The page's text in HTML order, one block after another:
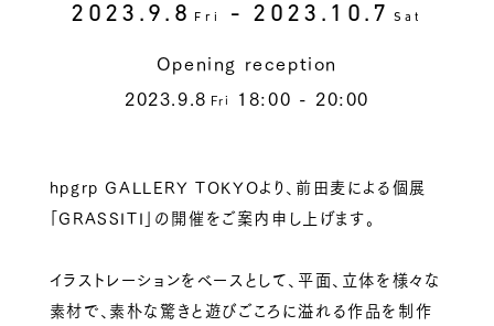
2023.9.8 Fri - 2023.10.7 Sat
Opening reception
2023.9.8
Fri 18:00 - 20:00
hpgrp GALLERY TOKYOより、前田麦による個展
「GRASSITI」の開催をご案内申し上げます。
イラストレーションをベースとして、平面、立体を様々な
素材で、素朴な驚きと遊びごころに溢れる作品を制作